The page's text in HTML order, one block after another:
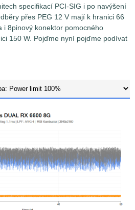
2.0
společnosti TinkerForge s
1,1ms (sampling) a za
průměr ze 4 takto
pass filter). Zjednodušeně
v grafech tedy představují
proudu/spotřeby v časovém
specifikací PCI-SIG i po navýšení
přes PEG 12 V mají k hranici 66
i 8pinový konektor pomocného
150 W. Pojďme nyní pojďme podívat